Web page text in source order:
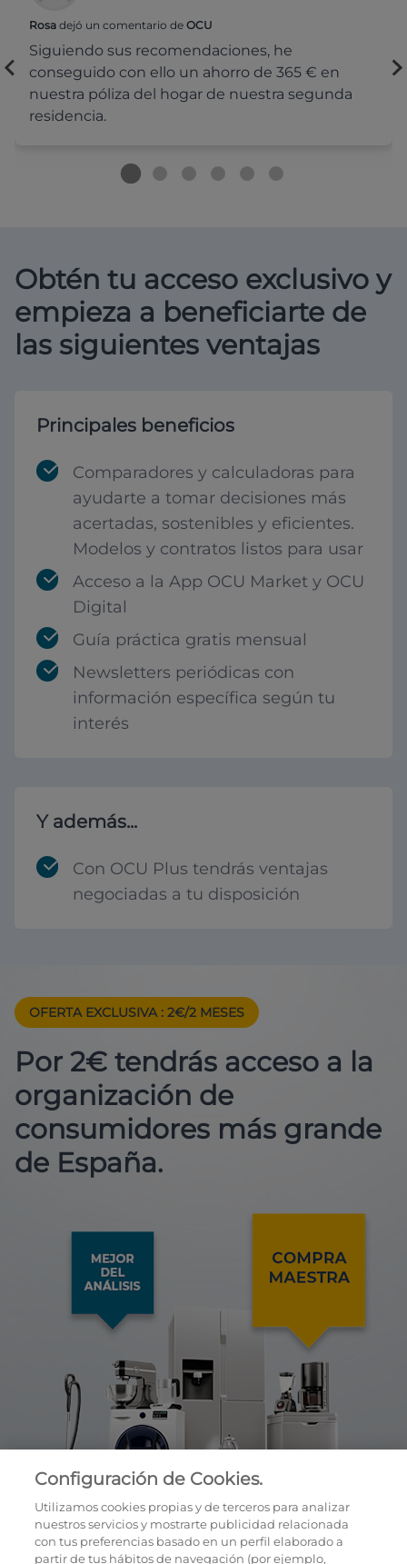
Rosa dejó un comentario de OCU
Siguiendo sus recomendaciones, he
conseguido con ello un ahorro de 365 € en
nuestra póliza del hogar de nuestra segunda
residencia.
Obtén tu acceso exclusivo y
empieza a beneficiarte de
las siguientes ventajas
Principales beneficios
Comparadores y calculadoras para
ayudarte a tomar decisiones más
acertadas, sostenibles y eficientes.
Modelos y contratos listos para usar
Acceso a la App OCU Market y OCU
Digital
Guía práctica gratis mensual
Newsletters periódicas con
información específica según tu
interés
Y además...
Con OCU Plus tendrás ventajas
negociadas a tu disposición
OFERTA EXCLUSIVA : 2€/2 MESES
Por 2€ tendrás acceso a la
organización de
consumidores más grande
de España.
Configuración de Cookies.
Utilizamos cookies propias y de terceros para analizar
nuestros servicios y mostrarte publicidad relacionada
con tus preferencias basado en un perfil elaborado a
partir de tus hábitos de navegación (por ejemplo,